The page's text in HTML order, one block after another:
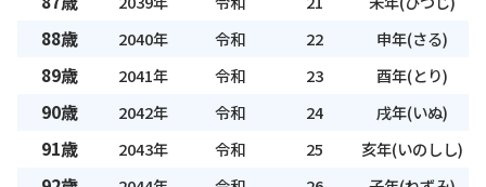
88歳 2040年 令和 22 申年(さる)
89歳 2041年 令和 23 酉年(とり)
90歳 2042年 令和 24 戌年(いぬ)
91歳 2043年 令和 25 亥年(いのしし)